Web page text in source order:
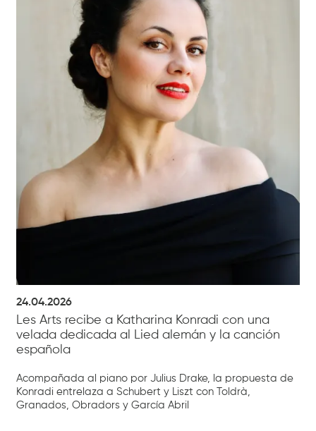
24.04.2026
Les Arts recibe a Katharina Konradi con una
velada dedicada al Lied alemán y la canción
española
Acompañada al piano por Julius Drake, la propuesta de
Konradi entrelaza a Schubert y Liszt con Toldrà,
Granados, Obradors y García Abril